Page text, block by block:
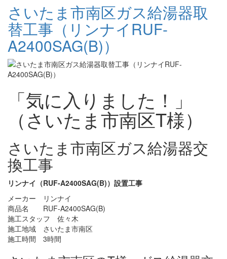
さいたま市南区ガス給湯器取
替工事（リンナイRUF-
A2400SAG(B)）
「気に入りました！」
（さいたま市南区T様）
さいたま市南区ガス給湯器交
換工事
リンナイ（RUF-A2400SAG(B)）設置工事
メーカー リンナイ
商品名 RUF-A2400SAG(B)
施工スタッフ 佐々木
施工地域 さいたま市南区
施工時間 3時間